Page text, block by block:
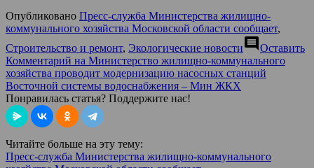
Опубликовано Пресс-служба Министерства жилищно-
коммунального хозяйства Московской области сообщает,
Строительство и ремонт, Экологические новостиcomment Оставить
Комментарий на Министерство жилищно-коммунального
хозяйства проводит модернизацию насосных станций
Восточной системы водоснабжения – Мин ЖКХ
Понравилась статья? Поддержите нас!
Читайте больше на эту тему:
Пресс-служба Министерства жилищно-коммунального